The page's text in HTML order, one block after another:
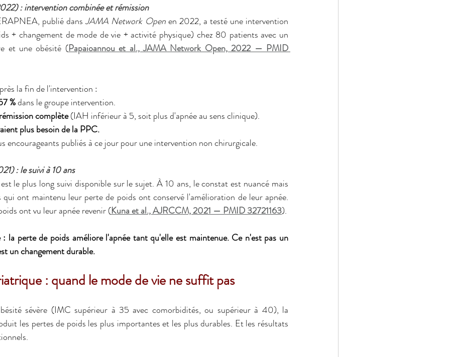
: intervention combinée et rémission
publié dans JAMA Network Open en 2022, a testé une intervention
+ changement de mode de vie + activité physique) chez 80 patients avec un
et une obésité (Papaioannou et al., JAMA Network Open, 2022 — PMID
la fin de l'intervention :
% dans le groupe intervention.
complète (IAH inférieur à 5, soit plus d'apnée au sens clinique).
plus besoin de la PPC.
encourageants publiés à ce jour pour une intervention non chirurgicale.
: le suivi à 10 ans
le plus long suivi disponible sur le sujet. À 10 ans, le constat est nuancé mais
ont maintenu leur perte de poids ont conservé l'amélioration de leur apnée.
ont vu leur apnée revenir (Kuna et al., AJRCCM, 2021 — PMID 32721163).
: la perte de poids améliore l'apnée tant qu'elle est maintenue. Ce n'est pas un
un changement durable.
: quand le mode de vie ne suffit pas
sévère (IMC supérieur à 35 avec comorbidités, ou supérieur à 40), la
les pertes de poids les plus importantes et les plus durables. Et les résultats